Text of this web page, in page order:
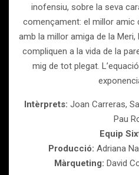
inofensiu, sobre la seva
començament: el millor amic
amb la millor amiga de la
compliquen a la vida de la
mig de tot plegat.
Intèrprets: Joan Carreras,
Pau
Equip
Producció: Adriana
Màrqueting: David